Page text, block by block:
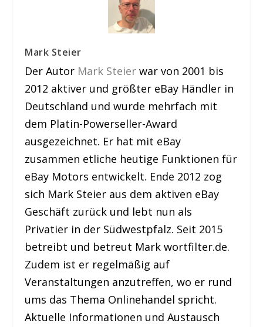
Mark Steier
Der Autor Mark Steier war von 2001 bis
2012 aktiver und größter eBay Händler in
Deutschland und wurde mehrfach mit
dem Platin-Powerseller-Award
ausgezeichnet. Er hat mit eBay
zusammen etliche heutige Funktionen für
eBay Motors entwickelt. Ende 2012 zog
sich Mark Steier aus dem aktiven eBay
Geschäft zurück und lebt nun als
Privatier in der Südwestpfalz. Seit 2015
betreibt und betreut Mark wortfilter.de.
Zudem ist er regelmäßig auf
Veranstaltungen anzutreffen, wo er rund
ums das Thema Onlinehandel spricht.
Aktuelle Informationen und Austausch